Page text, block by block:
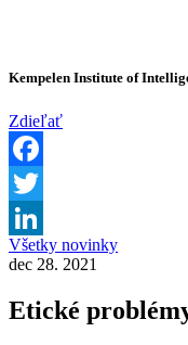
Kempelen Institute of
Zdieľať
Facebook
Twitter
LinkedIn
Všetky novinky
dec 28. 2021
Etické